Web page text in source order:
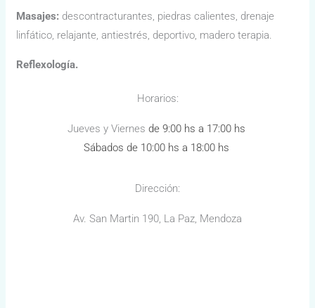
Masajes: descontracturantes, piedras calientes, drenaje
linfático, relajante, antiestrés, deportivo, madero terapia.
Reflexología.
Horarios:
Jueves y Viernes de 9:00 hs a 17:00 hs
Sábados de 10:00 hs a 18:00 hs
Dirección:
Av. San Martin 190, La Paz, Mendoza